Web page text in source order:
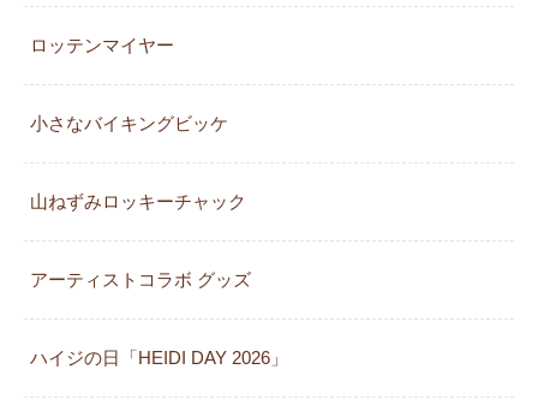
ロッテンマイヤー
小さなバイキングビッケ
山ねずみロッキーチャック
アーティストコラボ グッズ
ハイジの日「HEIDI DAY 2026」